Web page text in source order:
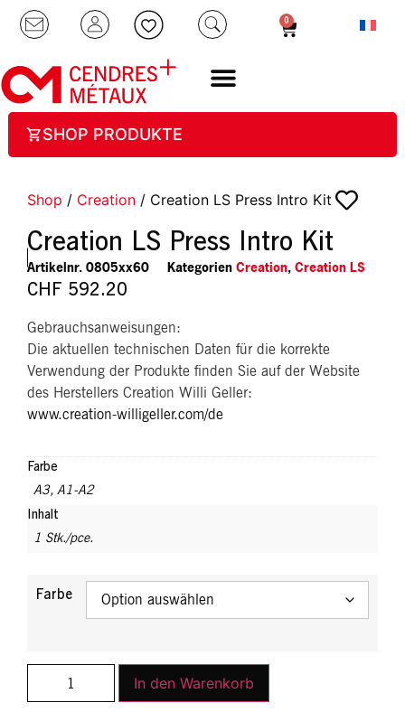
0
SHOP PRODUKTE
Shop / Creation / Creation LS Press Intro Kit
Creation LS Press Intro Kit
Artikelnr. 0805xx60 Kategorien Creation, Creation LS
CHF 592.20
Gebrauchsanweisungen:
Die aktuellen technischen Daten für die korrekte
Verwendung der Produkte finden Sie auf der Website
des Herstellers Creation Willi Geller:
www.creation-willigeller.com/de
Farbe
A3, A1-A2
Inhalt
1 Stk./pce.
Farbe
In den Warenkorb